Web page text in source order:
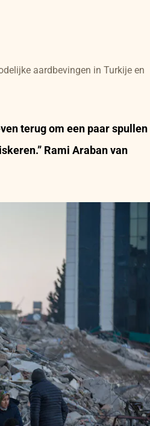
aardbevingen in Turkije en
terug om een paar spullen
Rami Araban van